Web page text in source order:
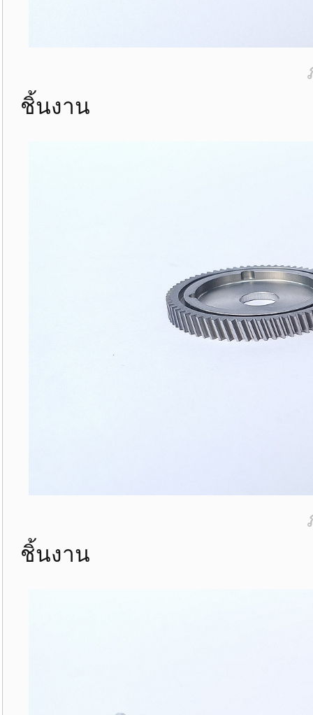
ชิ้นงาน
ชิ้นงาน